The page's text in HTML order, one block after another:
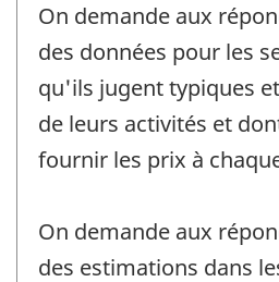
On demande aux
des données pour les
qu'ils jugent typiques
de leurs activités et
fournir les prix à
On demande aux
des estimations dans